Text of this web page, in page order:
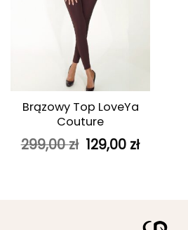
Brązowy Top LoveYa
Couture
299,00zł Pierwotna
cena
129,00 złAktualna